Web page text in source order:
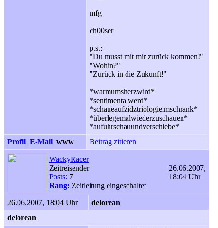
mfg
ch00ser
p.s.:
"Du musst mit mir zurück kommen!"
"Wohin?"
"Zurück in die Zukunft!"
*warmumsherzwird*
*sentimentalwerd*
*schaueaufzidztriologieimschrank*
*überlegemalwiederzuschauen*
*aufuhrschauundverschiebe*
Profil E-Mail www Beitrag zitieren
WackyRacer
Zeitreisender
Posts: 7
Rang: Zeitleitung eingeschaltet
26.06.2007,
18:04 Uhr
26.06.2007, 18:04 Uhr
delorean
delorean